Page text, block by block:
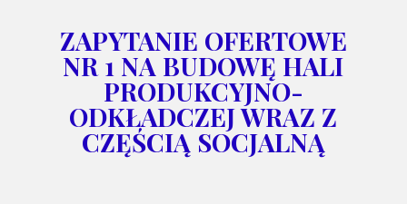
ZAPYTANIE OFERTOWE
NR 1 NA BUDOWĘ HALI
PRODUKCYJNO-
ODKŁADCZEJ WRAZ Z
CZĘŚCIĄ SOCJALNĄ